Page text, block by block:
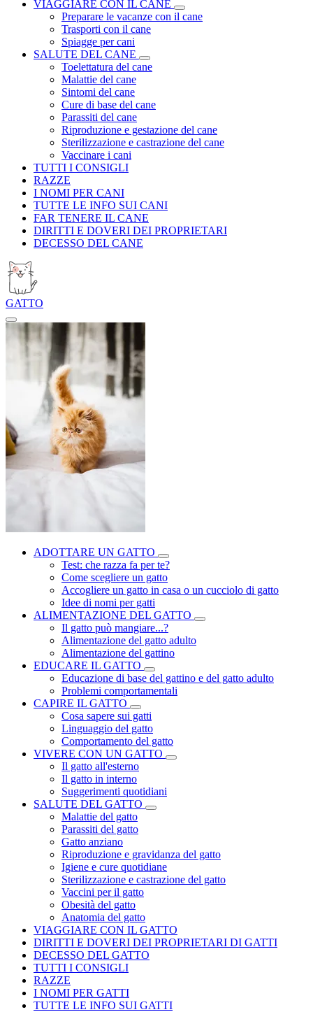
VIAGGIARE CON IL CANE
Preparare le vacanze con il cane
Trasporti con il cane
Spiagge per cani
SALUTE DEL CANE
Toelettatura del cane
Malattie del cane
Sintomi del cane
Cure di base del cane
Parassiti del cane
Riproduzione e gestazione del cane
Sterilizzazione e castrazione del cane
Vaccinare i cani
TUTTI I CONSIGLI
RAZZE
I NOMI PER CANI
TUTTE LE INFO SUI CANI
FAR TENERE IL CANE
DIRITTI E DOVERI DEI PROPRIETARI
DECESSO DEL CANE
GATTO
ADOTTARE UN GATTO
Test: che razza fa per te?
Come scegliere un gatto
Accogliere un gatto in casa o un cucciolo di gatto
Idee di nomi per gatti
ALIMENTAZIONE DEL GATTO
Il gatto può mangiare...?
Alimentazione del gatto adulto
Alimentazione del gattino
EDUCARE IL GATTO
Educazione di base del gattino e del gatto adulto
Problemi comportamentali
CAPIRE IL GATTO
Cosa sapere sui gatti
Linguaggio del gatto
Comportamento del gatto
VIVERE CON UN GATTO
Il gatto all'esterno
Il gatto in interno
Suggerimenti quotidiani
SALUTE DEL GATTO
Malattie del gatto
Parassiti del gatto
Gatto anziano
Riproduzione e gravidanza del gatto
Igiene e cure quotidiane
Sterilizzazione e castrazione del gatto
Vaccini per il gatto
Obesità del gatto
Anatomia del gatto
VIAGGIARE CON IL GATTO
DIRITTI E DOVERI DEI PROPRIETARI DI GATTI
DECESSO DEL GATTO
TUTTI I CONSIGLI
RAZZE
I NOMI PER GATTI
TUTTE LE INFO SUI GATTI